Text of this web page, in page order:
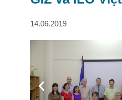
14.06.2019
Previous